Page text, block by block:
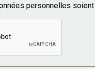
personnelles